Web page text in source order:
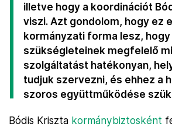
illetve hogy a koordinációt
viszi. Azt gondolom, hogy ez
kormányzati forma lesz,
szükségleteinek megfelelő
szolgáltatást hatékonyan,
tudjuk szervezni, és ehhez a
szoros együttműködése
Bódis Kriszta kormánybiztosként